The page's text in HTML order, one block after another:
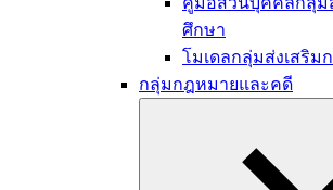
ศึกษา
โมเดลกลุ่มส่งเสริม
กลุ่มกฎหมายและคดี